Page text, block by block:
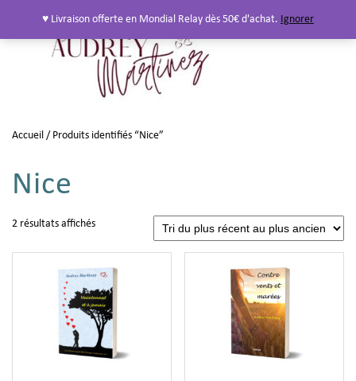
Accueil / Produits identifiés “Nice”
Nice
2 résultats affichés
♥ Livraison offerte en Mondial Relay dès 50€ d'achat. Ignorer